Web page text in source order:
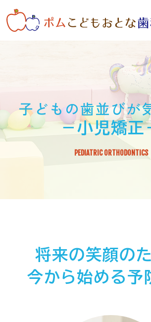
子どもの歯並びが
－小児矯正
PEDIATRIC ORTHODONTICS
将来の笑顔の
今から始める予